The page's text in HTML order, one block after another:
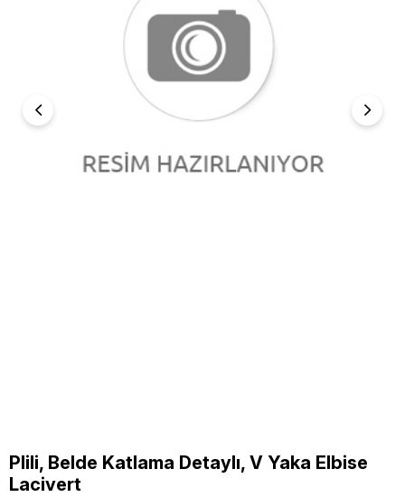
Plili, Belde Katlama Detaylı, V Yaka Elbise
Lacivert